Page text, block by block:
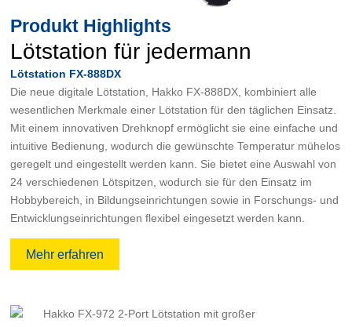
Produkt Highlights
Lötstation für jedermann
Lötstation FX-888DX
Die neue digitale Lötstation, Hakko FX-888DX, kombiniert alle
wesentlichen Merkmale einer Lötstation für den täglichen Einsatz.
Mit einem innovativen Drehknopf ermöglicht sie eine einfache und
intuitive Bedienung, wodurch die gewünschte Temperatur mühelos
geregelt und eingestellt werden kann. Sie bietet eine Auswahl von
24 verschiedenen Lötspitzen, wodurch sie für den Einsatz im
Hobbybereich, in Bildungseinrichtungen sowie in Forschungs- und
Entwicklungseinrichtungen flexibel eingesetzt werden kann.
Mehr erfahren